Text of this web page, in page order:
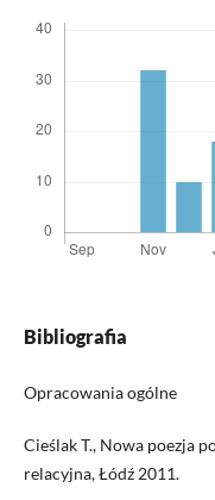
Bibliografia
Opracowania ogólne
Cieślak T., Nowa poezja
relacyjna, Łódź 2011.